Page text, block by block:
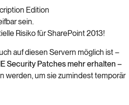
Edition
sein.
Risiko für SharePoint 2013!
auf diesen Servern möglich ist –
Security Patches mehr erhalten –
werden, um sie zumindest temporär